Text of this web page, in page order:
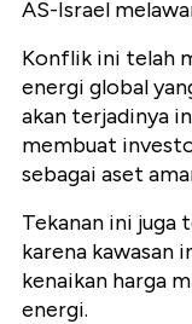
AS-Israel
Konflik ini telah
energi global
akan terjadinya
membuat
sebagai aset
Tekanan ini juga
karena kawasan
kenaikan harga
energi.